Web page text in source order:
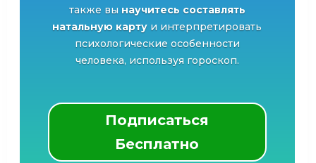
также вы научитесь составлять
натальную карту и интерпретировать
психологические особенности
человека, используя гороскоп.
Подписаться
Бесплатно